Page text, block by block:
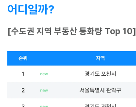
어디일까?
[수도권 지역 부동산 통화량 Top 10]